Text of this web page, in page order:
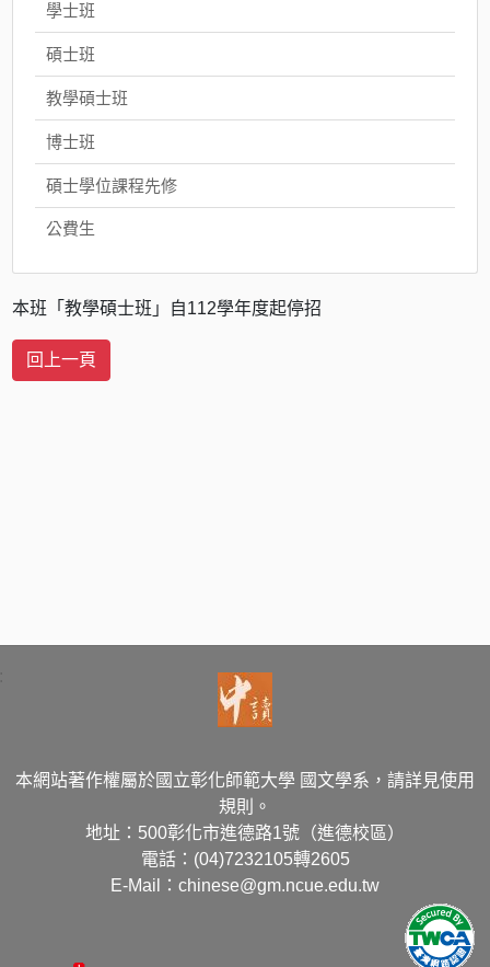
學士班
碩士班
教學碩士班
博士班
碩士學位課程先修
公費生
本班「教學碩士班」自112學年度起停招
本網站著作權屬於國立彰化師範大學 國文學系，請詳見使用
規則。
地址：500彰化市進德路1號（進德校區）
電話：(04)7232105轉2605
E-Mail：chinese@gm.ncue.edu.tw